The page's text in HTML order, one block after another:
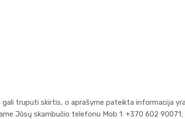
truputi skirtis, o aprašyme pateikta informacija
Jūsų skambučio telefonu Mob 1: +370 602